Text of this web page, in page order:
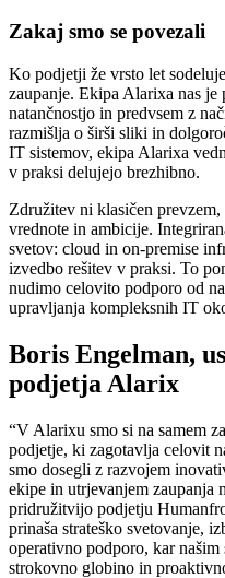
Zakaj smo se povezali
Ko podjetji že vrsto let
zaupanje. Ekipa Alarixa nas je
natančnostjo in predvsem z
razmišlja o širši sliki in
IT sistemov, ekipa Alarixa
v praksi delujejo brezhibno.
Združitev ni klasičen
vrednote in ambicije.
svetov: cloud in on-premise
izvedbo rešitev v praksi. To
nudimo celovito podporo od
upravljanja kompleksnih IT
Boris Engelman,
podjetja Alarix
“V Alarixu smo si na samem
podjetje, ki zagotavlja celovit
smo dosegli z razvojem
ekipe in utrjevanjem zaupanja
pridružitvijo podjetju
prinaša strateško svetovanje,
operativno podporo, kar
strokovno globino in